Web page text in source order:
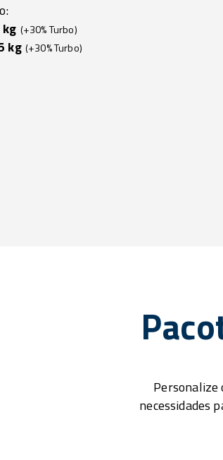
(+30% Turbo)
kg (+30% Turbo)
Personalize
necessidades